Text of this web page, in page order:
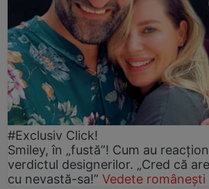
#Exclusiv Click!
Smiley, în „fustă”! Cum au
verdictul designerilor. „Cred că
cu nevastă-sa!” Vedete românești